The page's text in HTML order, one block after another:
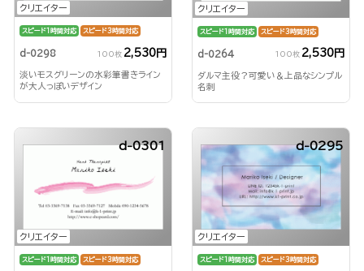
クリエイター
スピード1時間対応 スピード3時間対応
d-0298 100枚 2,530円
淡いモスグリーンの水彩筆書きライン
が大人っぽいデザイン
クリエイター
スピード1時間対応 スピード3時間対応
d-0264 100枚 2,530円
ダルマ主役？可愛い＆上品なシンプル
名刺
クリエイター
d-0301
スピード1時間対応 スピード3時間対応
クリエイター
d-0295
スピード1時間対応 スピード3時間対応